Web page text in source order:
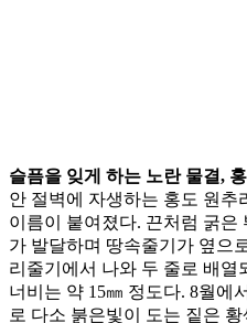
슬픔을 잊게 하는 노란 물결,
안 절벽에 자생하는 홍도 원추
이름이 붙여졌다. 끈처럼 굵은
가 발달하며 땅속줄기가 옆으
리줄기에서 나와 두 줄로 배열
너비는 약 15㎜ 정도다. 8월에
로 다소 붉은빛이 도는 짙은